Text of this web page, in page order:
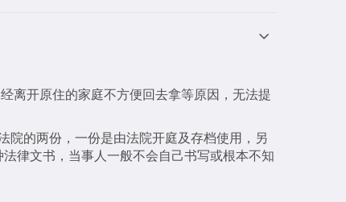
离开原住的家庭不方便回去拿等原因，无法提
院的两份，一份是由法院开庭及存档使用，另
律文书，当事人一般不会自己书写或根本不知